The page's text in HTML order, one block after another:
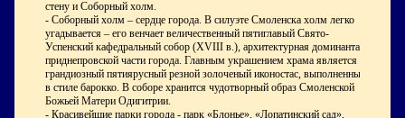
стену и Соборный холм.
- Соборный холм – сердце города. В силуэте Смоленска холм легко
угадывается – его венчает величественный пятиглавый Свято-
Успенский кафедральный собор (XVIII в.), архитектурная доминанта
приднепровской части города. Главным украшением храма является
грандиозный пятиярусный резной золоченый иконостас, выполненный
в стиле барокко. В соборе хранится чудотворный образ Смоленской
Божьей Матери Одигитрии.
- Красивейшие парки города - парк «Блонье», «Лопатинский сад»,